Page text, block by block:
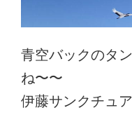
青空バックのタ
ね〜〜
伊藤サンクチュ